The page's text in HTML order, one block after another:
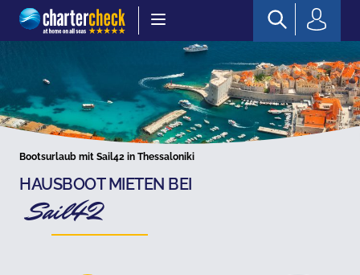
Chartercheck
Bootsurlaub mit Sail42 in Thessaloniki
HAUSBOOT MIETEN BEI
Sail42